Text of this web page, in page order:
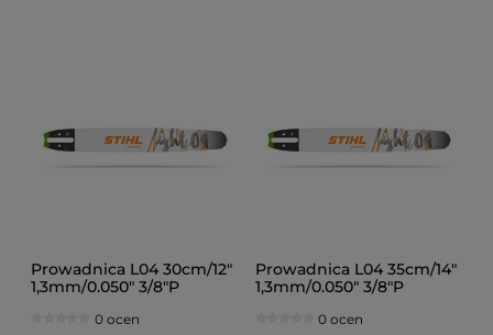
Prowadnica L04 30cm/12"
1,3mm/0.050" 3/8"P
0 ocen
Prowadnica L04 35cm/14"
1,3mm/0.050" 3/8"P
0 ocen